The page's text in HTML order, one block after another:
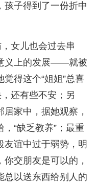
孩子得到了一份折中
女儿也会过去串
义上的发展——就被
得这个“姐姐”总喜
还有些不安；另
家中，据她观察，
“缺乏教养”；最重
友谊中过于弱势，明
交朋友是可以的，
总以送东西给别人的